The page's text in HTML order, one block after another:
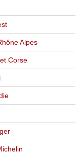
Alpes
Corse